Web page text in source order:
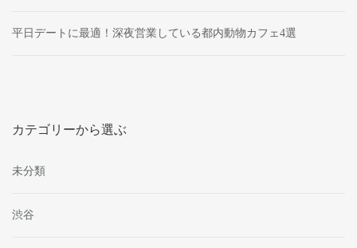
平日デートに最適！深夜営業している都内動物カフェ4選
カテゴリーから選ぶ
未分類
渋谷